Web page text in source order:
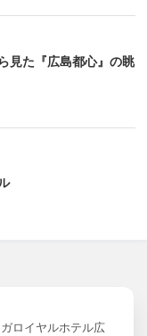
見た『広島都心』の眺
ロイヤルホテル広